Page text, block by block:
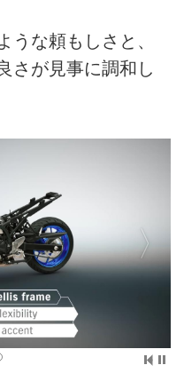
うな頼もしさと、
さが見事に調和し